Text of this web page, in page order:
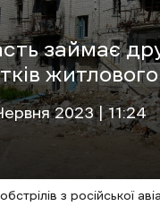
займає
2023 | 11:24
з російської